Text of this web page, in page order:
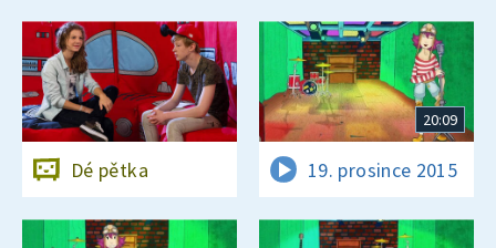
Dé pětka
20:09
19. prosince 2015